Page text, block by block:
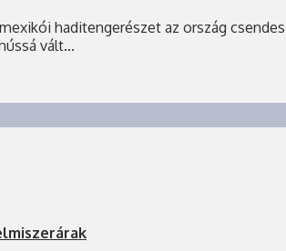
haditengerészet az ország
vált...